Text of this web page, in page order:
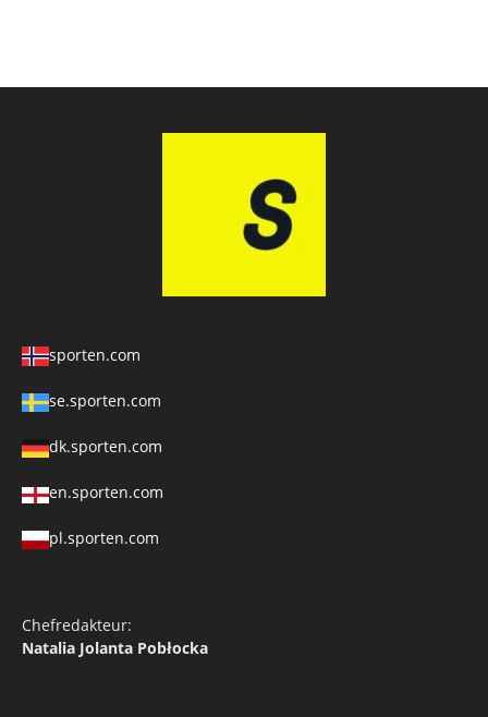
sporten.com
se.sporten.com
dk.sporten.com
en.sporten.com
pl.sporten.com
Chefredakteur:
Natalia Jolanta Pobłocka